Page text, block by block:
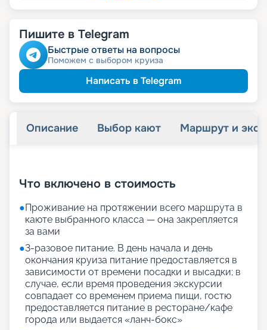
Пишите в Telegram
Быстрые ответы на вопросы
Поможем с выбором круиза
Написать в Telegram
Описание Выбор кают Маршрут и
Что включено в стоимость
●Проживание на протяжении всего маршрута в
каюте выбранного класса — она закрепляется
за вами
●3-разовое питание. В день начала и день
окончания круиза питание предоставляется в
зависимости от времени посадки и высадки; в
случае, если время проведения экскурсии
совпадает со временем приема пищи, гостю
предоставляется питание в ресторане/кафе
города или выдается «ланч-бокс»